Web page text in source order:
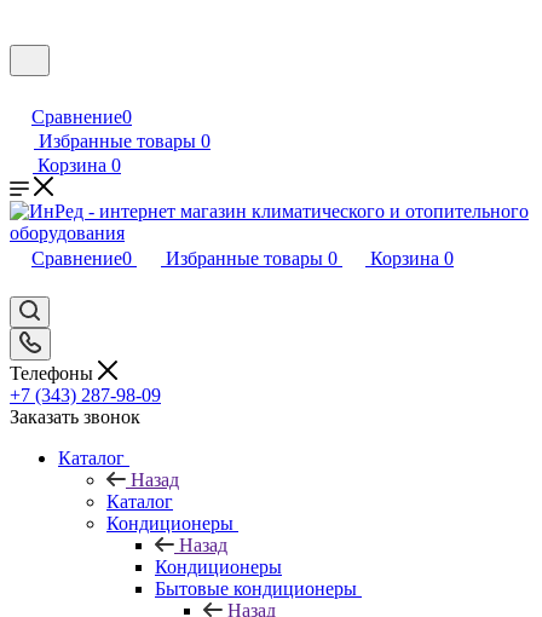
Сравнение0
Избранные товары 0
Корзина 0
Сравнение0 Избранные товары 0 Корзина 0
Телефоны
+7 (343) 287-98-09
Заказать звонок
Каталог
Назад
Каталог
Кондиционеры
Назад
Кондиционеры
Бытовые кондиционеры
Назад